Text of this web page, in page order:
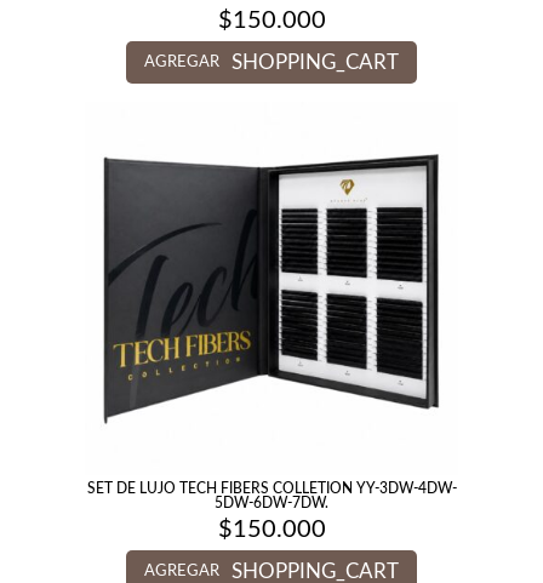
$150.000
AGREGAR SHOPPING_CART
SET DE LUJO TECH FIBERS COLLETION YY-3DW-4DW-
5DW-6DW-7DW.
$150.000
AGREGAR SHOPPING_CART